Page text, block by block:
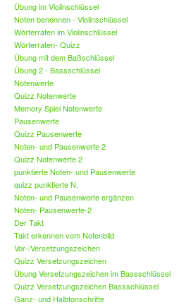
Übung im Violinschlüssel
Noten benennen - Violinschlüssel
Wörterraten im Violinschlüssel
Wörterraten- Quizz
Übung mit dem Baßschlüssel
Übung 2 - Bassschlüssel
Notenwerte
Quizz Notenwerte
Memory Spiel Notenwerte
Pausenwerte
Quizz Pausenwerte
Noten- und Pausenwerte 2
Quizz Notenwerte 2
punktierte Noten- und Pausenwerte
quizz punktierte N.
Noten- und Pausenwerte ergänzen
Noten- Pausenwerte-2
Der Takt
Takt erkennen vom Notenbild
Vor-/Versetzungszeichen
Quizz Versetzungszeichen
Übung Versetzungszeichen im Bassschlüssel
Quizz Versetzungszeichen Bassschlüssel
Ganz- und Halbtonschritte